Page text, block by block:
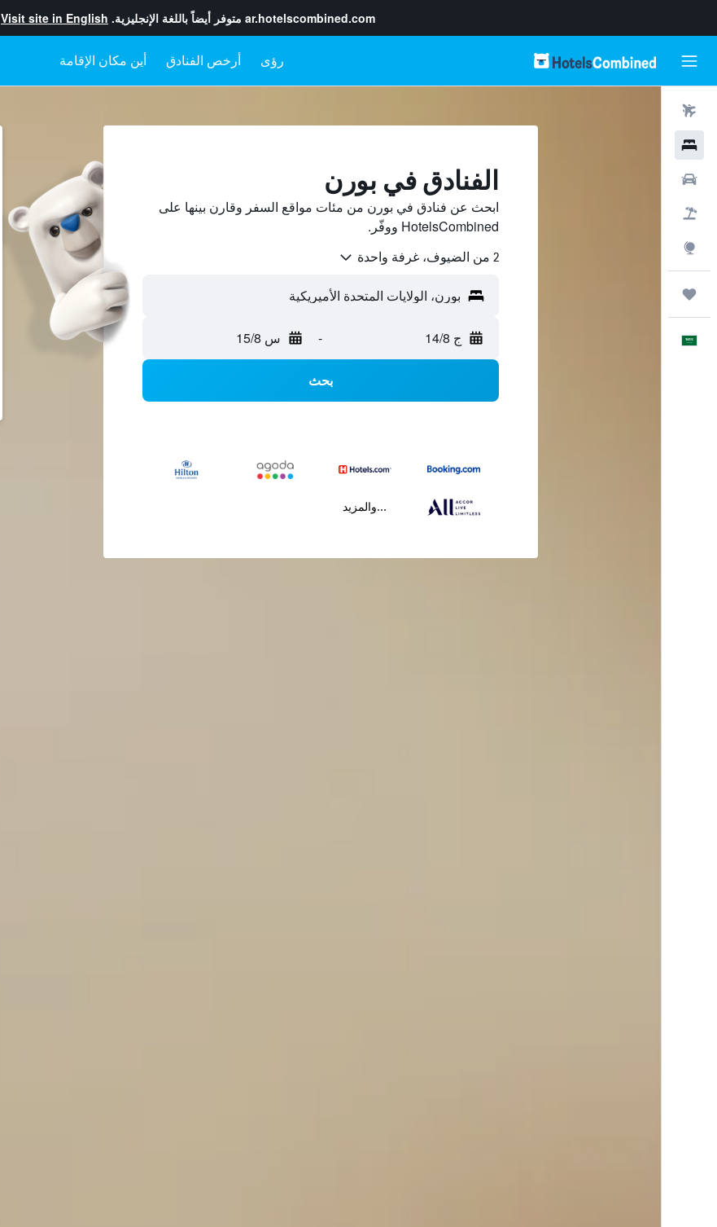
ar.hotelscombined.com متوفر أيضاً باللغة الإنجليزية. Visit site in English
رؤى أرخص الفنادق أين مكان الإقامة
الفنادق في بورن
ابحث عن فنادق في بورن من مئات مواقع السفر وقارن بينها على
HotelsCombined ووفّر.
2 من الضيوف، غرفة واحدة
ج 14/8 - س 15/8
بحث
...والمزيد